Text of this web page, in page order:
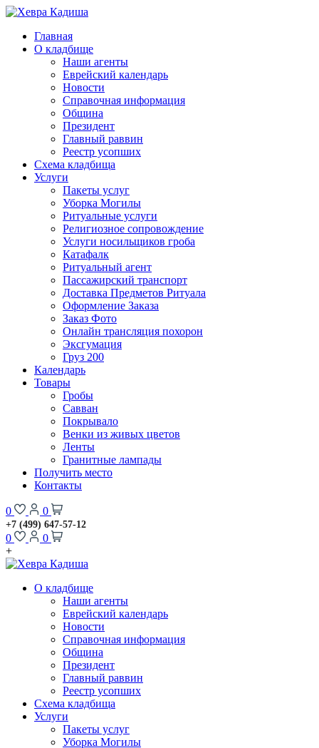
Главная
О кладбище
Наши агенты
Еврейский календарь
Новости
Справочная информация
Община
Президент
Главный раввин
Реестр усопших
Схема кладбища
Услуги
Пакеты услуг
Уборка Могилы
Ритуальные услуги
Религиозное сопровождение
Услуги носильщиков гроба
Катафалк
Ритуальный агент
Пассажирский транспорт
Доставка Предметов Ритуала
Оформление Заказа
Заказ Фото
Онлайн трансляция похорон
Эксгумация
Груз 200
Календарь
Товары
Гробы
Савван
Покрывало
Венки из живых цветов
Ленты
Гранитные лампады
Получить место
Контакты
0 0
+7 (499) 647-57-12
0
0
+
О кладбище
Наши агенты
Еврейский календарь
Новости
Справочная информация
Община
Президент
Главный раввин
Реестр усопших
Схема кладбища
Услуги
Пакеты услуг
Уборка Могилы